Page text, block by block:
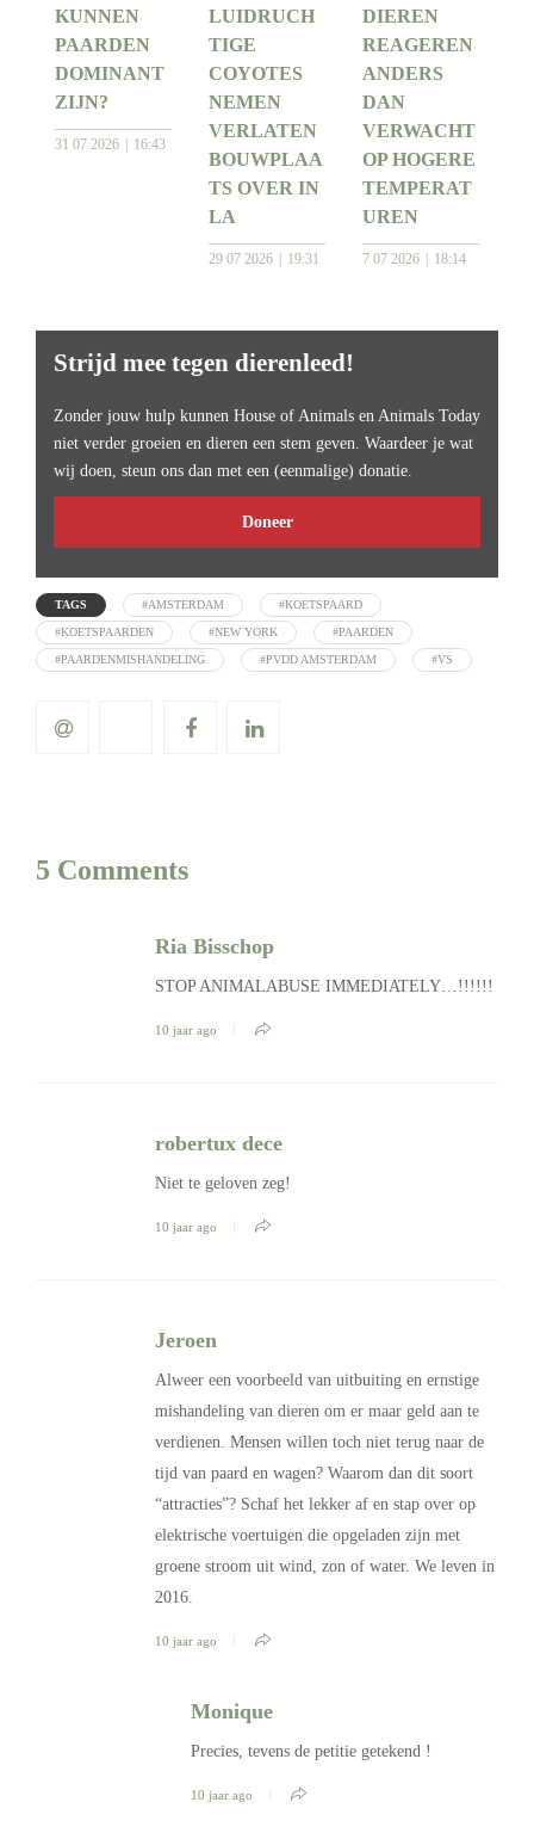
KUNNEN
PAARDEN
DOMINANT
ZIJN?
31 07 2026 16:43
LUIDRUCH
TIGE
COYOTES
NEMEN
VERLATEN
BOUWPLAA
TS OVER IN
LA
29 07 2026 19:31
DIEREN
REAGEREN
ANDERS
DAN
VERWACHT
OP HOGERE
TEMPERAT
UREN
7 07 2026 18:14
Strijd mee tegen dierenleed!
Zonder jouw hulp kunnen House of Animals en Animals Today
niet verder groeien en dieren een stem geven. Waardeer je wat
wij doen, steun ons dan met een (eenmalige) donatie.
Doneer
TAGS #AMSTERDAM #KOETSPAARD
#KOETSPAARDEN #NEW YORK #PAARDEN
#PAARDENMISHANDELING #PVDD AMSTERDAM #VS
5 Comments
Ria Bisschop
STOP ANIMALABUSE IMMEDIATELY…!!!!!!
10 jaar ago
robertux dece
Niet te geloven zeg!
10 jaar ago
Jeroen
Alweer een voorbeeld van uitbuiting en ernstige
mishandeling van dieren om er maar geld aan te
verdienen. Mensen willen toch niet terug naar de
tijd van paard en wagen? Waarom dan dit soort
“attracties”? Schaf het lekker af en stap over op
elektrische voertuigen die opgeladen zijn met
groene stroom uit wind, zon of water. We leven in
2016.
10 jaar ago
Monique
Precies, tevens de petitie getekend !
10 jaar ago